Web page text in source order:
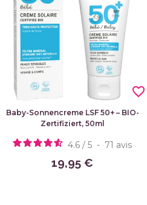
Baby-Sonnencreme LSF 50+ – BIO-
Zertifiziert, 50ml
4.6 / 5 - 71 avis
19,95 €
favorite_border